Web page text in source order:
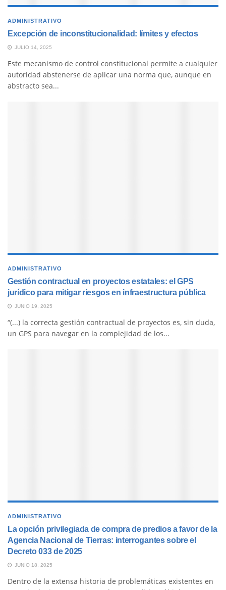
ADMINISTRATIVO
Excepción de inconstitucionalidad: límites y efectos
JULIO 14, 2025
Este mecanismo de control constitucional permite a cualquier
autoridad abstenerse de aplicar una norma que, aunque en
abstracto sea...
ADMINISTRATIVO
Gestión contractual en proyectos estatales: el GPS
jurídico para mitigar riesgos en infraestructura pública
JUNIO 19, 2025
“(...) la correcta gestión contractual de proyectos es, sin duda,
un GPS para navegar en la complejidad de los...
ADMINISTRATIVO
La opción privilegiada de compra de predios a favor de la
Agencia Nacional de Tierras: interrogantes sobre el
Decreto 033 de 2025
JUNIO 18, 2025
Dentro de la extensa historia de problemáticas existentes en